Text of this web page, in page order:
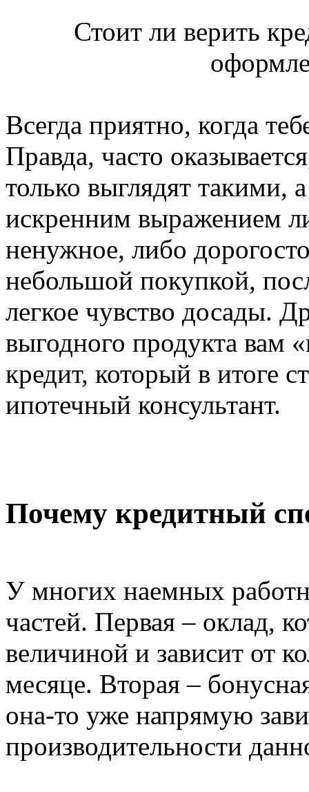
Стоит ли верить
Всегда приятно, когда
Правда, часто
только выглядят такими,
искренним выражением
ненужное, либо
небольшой покупкой,
легкое чувство досады.
выгодного продукта вам
кредит, который в итоге
ипотечный консультант.
Почему кредитный
У многих наемных
частей. Первая – оклад,
величиной и зависит от
месяце. Вторая –
она-то уже напрямую
производительности